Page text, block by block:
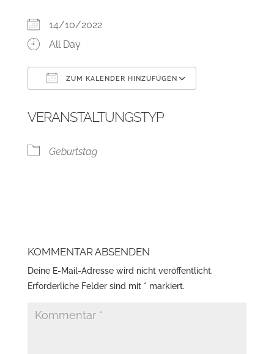
14/10/2022
All Day
ZUM KALENDER HINZUFÜGEN
VERANSTALTUNGSTYP
Geburtstag
KOMMENTAR ABSENDEN
Deine E-Mail-Adresse wird nicht veröffentlicht.
Erforderliche Felder sind mit * markiert.